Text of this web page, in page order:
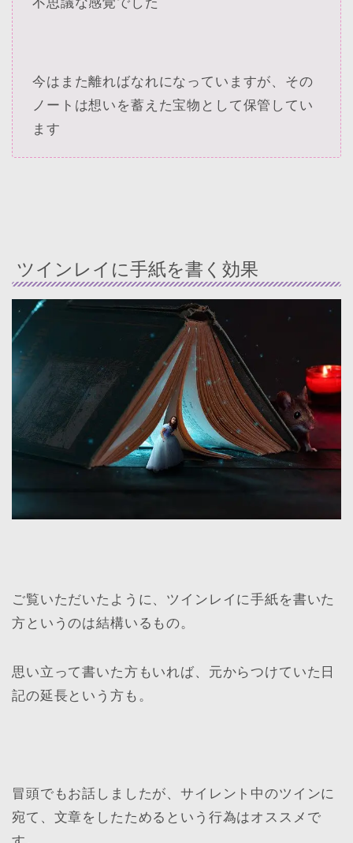
今はまた離ればなれになっていますが、その
ノートは想いを蓄えた宝物として保管してい
ます
ツインレイに手紙を書く効果
ご覧いただいたように、ツインレイに手紙を書いた
方というのは結構いるもの。
思い立って書いた方もいれば、元からつけていた日
記の延長という方も。
冒頭でもお話しましたが、サイレント中のツインに
宛て、文章をしたためるという行為はオススメで